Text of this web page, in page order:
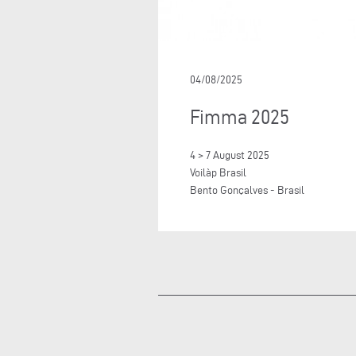
04/08/2025
Fimma 2025
4 > 7 August 2025
Voilàp Brasil
Bento Gonçalves - Brasil